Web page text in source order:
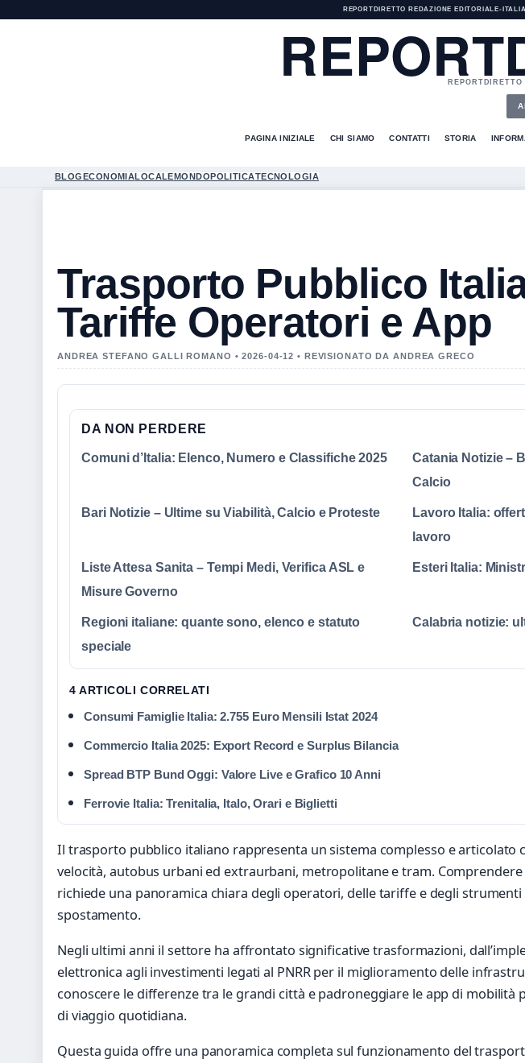
REPORTDIRETTO REDAZIONE EDITORIALE•
PAGINA INIZIALE CHI SIAMO CONTATTI STORIA
BLOGECONOMIALOCALEMONDOPOLITICATECNOLOGIA
Trasporto Pubblico
Tariffe Operatori e App
ANDREA STEFANO GALLI ROMANO • 2026-04-12 • REVISIONATO DA ANDREA GRECO
DA NON PERDERE
Comuni d’Italia: Elenco, Numero e Classifiche 2025
Catania Notizie –
Calcio
Bari Notizie – Ultime su Viabilità, Calcio e Proteste
Lavoro Italia:
lavoro
Liste Attesa Sanita – Tempi Medi, Verifica ASL e
Misure Governo
Esteri Italia:
Regioni italiane: quante sono, elenco e statuto
speciale
Calabria notizie:
4 ARTICOLI CORRELATI
Consumi Famiglie Italia: 2.755 Euro Mensili Istat 2024
Commercio Italia 2025: Export Record e Surplus Bilancia
Spread BTP Bund Oggi: Valore Live e Grafico 10 Anni
Ferrovie Italia: Trenitalia, Italo, Orari e Biglietti
Il trasporto pubblico italiano rappresenta un sistema complesso e articolato
velocità, autobus urbani ed extraurbani, metropolitane e tram.
richiede una panoramica chiara degli operatori, delle tariffe e degli
spostamento.
Negli ultimi anni il settore ha affrontato significative trasformazioni,
elettronica agli investimenti legati al PNRR per il miglioramento delle
conoscere le differenze tra le grandi città e padroneggiare le app di mobilità
di viaggio quotidiana.
Questa guida offre una panoramica completa sul funzionamento del